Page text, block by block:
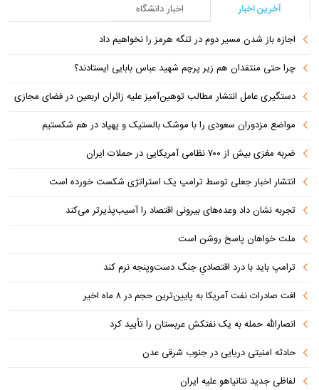
آخرین اخبار
اخبار دانشگاه
اجازه باز شدن مسیر دوم در تنگه هرمز را نخواهیم داد
چرا حتی منتقدان هم زیر پرچم شهید عباس بابایی ایستادند؟
دستگیری عامل انتشار مطالب توهین‌آمیز علیه زائران اربعین در فضای مجازی
مواضع مزدوران سعودی را با موشک بالستیک و پهپاد در هم شکستیم
ضربه مغزی بیش از ۷۰۰ نظامی آمریکایی در حملات ایران
انتشار اخبار جعلی توسط ترامپ یک استراتژی شکست خورده است
تجربه نشان داد وعده‌های بیرونی اقتصاد را آسیب‌پذیرتر می‌کند
ملت خواهان پاسخ روشن است
ترامپ باید با درد اقتصادیِ جنگ دست‌و‌پنجه نرم کند
افت صادرات نفت آمریکا به پایین‌ترین حجم در ۸ ماه اخیر
انصارالله حمله به یک نفتکش عربستان را تأیید کرد
حادثه امنیتی دریایی در جنوب شرقی عدن
لفاظی جدید نتانیاهو علیه ایران